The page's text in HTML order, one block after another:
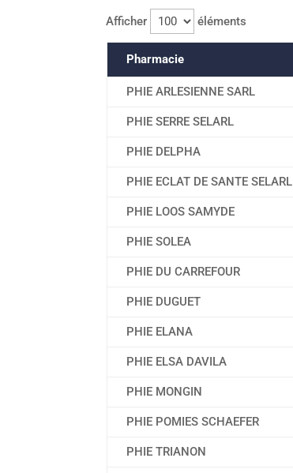
Afficher éléments
Pharmacie
PHIE ARLESIENNE SARL
PHIE SERRE SELARL
PHIE DELPHA
PHIE ECLAT DE SANTE SELARL
PHIE LOOS SAMYDE
PHIE SOLEA
PHIE DU CARREFOUR
PHIE DUGUET
PHIE ELANA
PHIE ELSA DAVILA
PHIE MONGIN
PHIE POMIES SCHAEFER
PHIE TRIANON